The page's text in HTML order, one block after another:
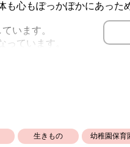
も心もぽっかぽかにあった
います。
っています。
生きもの 幼稚園保育